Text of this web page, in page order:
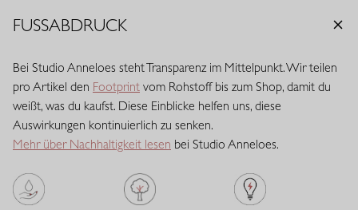
kaum knittert und lange schön bleibt. Travelstoff Medium hat eine
raffinierte mittlere Stoffdicke und bietet eine ausgewogene
sich angenehm, verleiht ausreichend Body und behält zuverlässig
seine Passform. Eine vielseitige Qualität mit eleganter
Ausstrahlung.
FUSSABDRUCK
Bei Studio Anneloes steht Transparenz im Mittelpunkt. Wir teilen
pro Artikel den Footprint vom Rohstoff bis zum Shop, damit du
weißt, was du kaufst. Diese Einblicke helfen uns, diese
Auswirkungen kontinuierlich zu senken.
Mehr über Nachhaltigkeit lesen bei Studio Anneloes.